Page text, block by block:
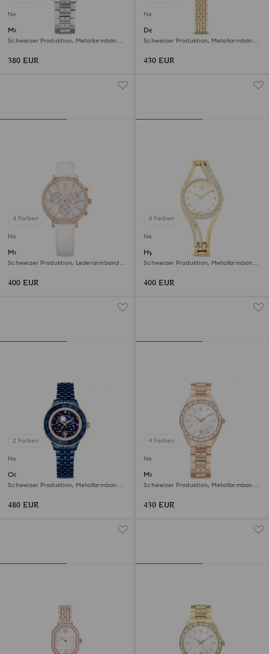
Neu
Matrix date Uhr
Schweizer Produktion, Metallarmband,
380 EUR
Neu
Dextera octagon Uhr
Schweizer Produktion, Metallarmband,
430 EUR
4 Farben
Neu
Matrix tennis chrono Uhr
Schweizer Produktion, Lederarmband,
400 EUR
4 Farben
Neu
Hyperbola bangle Uhr
Schweizer Produktion, Metallarmband,
400 EUR
2 Farben
Neu
Octea moon Uhr
Schweizer Produktion, Metallarmband,
480 EUR
4 Farben
Neu
Matrix date Uhr
Schweizer Produktion, Metallarmband,
430 EUR